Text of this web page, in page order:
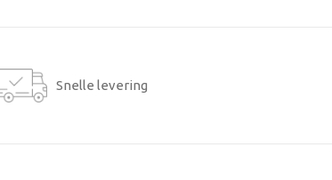
Snelle levering